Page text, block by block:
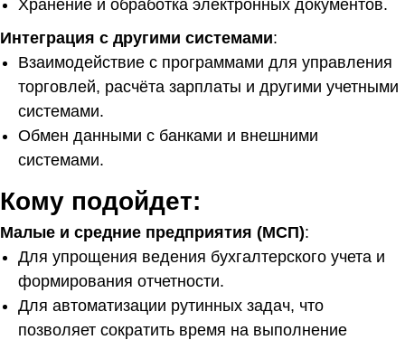
Хранение и обработка электронных документов.
Интеграция с другими системами:
Взаимодействие с программами для управления
торговлей, расчёта зарплаты и другими учетными
системами.
Обмен данными с банками и внешними
системами.
Кому подойдет:
Малые и средние предприятия (МСП):
Для упрощения ведения бухгалтерского учета и
формирования отчетности.
Для автоматизации рутинных задач, что
позволяет сократить время на выполнение